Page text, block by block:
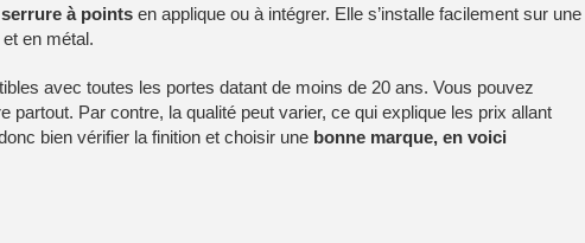
serrure à points en applique ou à intégrer. Elle s’installe facilement sur une
en métal.
avec toutes les portes datant de moins de 20 ans. Vous pouvez
partout. Par contre, la qualité peut varier, ce qui explique les prix allant
bien vérifier la finition et choisir une bonne marque, en voici